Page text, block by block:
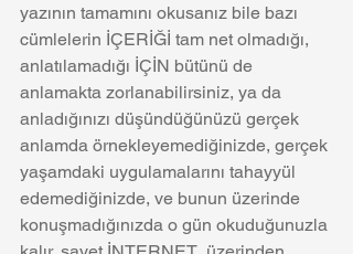
yazının tamamını okusanız bile bazı
cümlelerin İÇERİĞİ tam net olmadığı,
anlatılamadığı İÇİN bütünü de
anlamakta zorlanabilirsiniz, ya da
anladığınızı düşündüğünüzü gerçek
anlamda örnekleyemediğinizde, gerçek
yaşamdaki uygulamalarını tahayyül
edemediğinizde, ve bunun üzerinde
konuşmadığınızda o gün okuduğunuzla